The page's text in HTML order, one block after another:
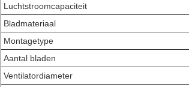
Luchtstroomcapaciteit
Bladmateriaal
Montagetype
Aantal bladen
Ventilatordiameter